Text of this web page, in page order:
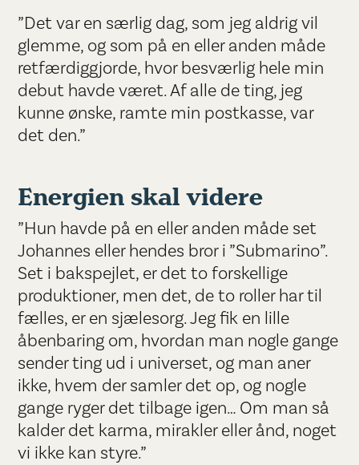
”Det var en særlig dag, som jeg aldrig vil
glemme, og som på en eller anden måde
retfærdiggjorde, hvor besværlig hele min
debut havde været. Af alle de ting, jeg
kunne ønske, ramte min postkasse, var
det den.”
Energien skal videre
”Hun havde på en eller anden måde set
Johannes eller hendes bror i ”Submarino”.
Set i bakspejlet, er det to forskellige
produktioner, men det, de to roller har til
fælles, er en sjælesorg. Jeg fik en lille
åbenbaring om, hvordan man nogle gange
sender ting ud i universet, og man aner
ikke, hvem der samler det op, og nogle
gange ryger det tilbage igen… Om man så
kalder det karma, mirakler eller ånd, noget
vi ikke kan styre.”